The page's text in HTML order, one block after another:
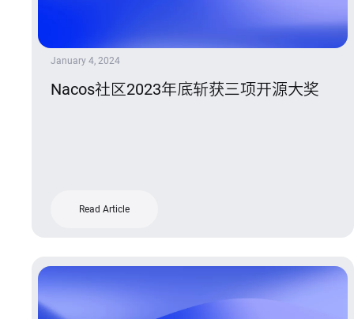
January 4, 2024
Nacos社区2023年底斩获三项开源大奖
Read Article